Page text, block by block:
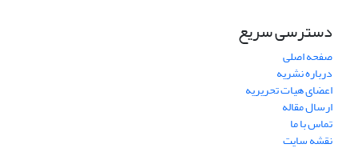
دسترسی سریع
صفحه اصلی
درباره نشریه
اعضای هیات تحریریه
ارسال مقاله
تماس با ما
نقشه سایت